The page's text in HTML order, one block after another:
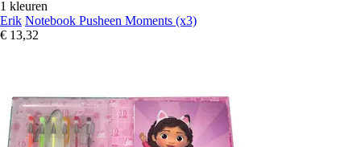
1 kleuren
Erik Notebook Pusheen Moments (x3)
€ 13,32